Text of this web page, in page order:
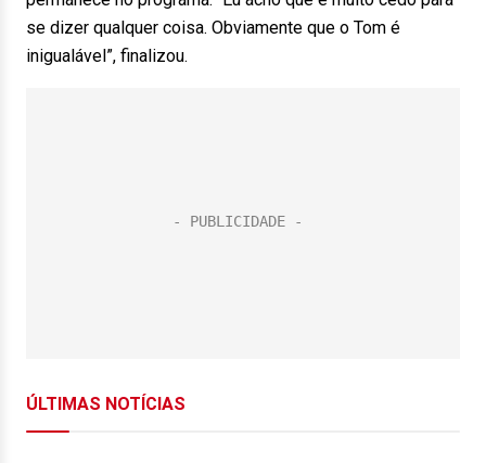
se dizer qualquer coisa. Obviamente que o Tom é
inigualável”, finalizou.